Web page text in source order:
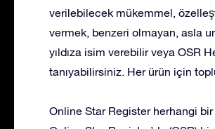
verilebilecek mükemmel,
vermek, benzeri olmayan, asla
yıldıza isim verebilir veya OSR
tanıyabilirsiniz. Her ürün için
Online Star Register herhangi bir